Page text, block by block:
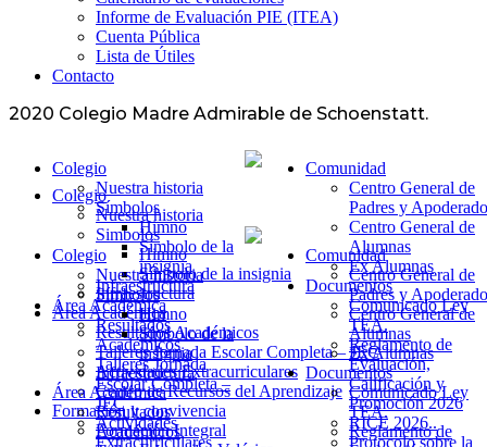
Informe de Evaluación PIE (ITEA)
Cuenta Pública
Lista de Útiles
Contacto
2020 Colegio Madre Admirable de Schoenstatt.
Colegio
Nuestra historia
Símbolos
Himno
Símbolo de la
insignia
Infraestructura
Área Académica
Resultados
Académicos
Comunidad
Centro General de
Padres y
Centro General de
Alumnas
Ex Alumnas
Documentos
Comunicado Ley
TEA.
Reglamento de
Colegio
Nuestra historia
Símbolos
Himno
Símbolo de la
insignia
Infraestructura
Área Académica
Resultados
Académicos
Talleres Jornada
Escolar Completa –
JEC
Actividades
Extracurriculares
Comunidad
Centro General de
Padres y
Centro General de
Alumnas
Ex Alumnas
Documentos
Comunicado Ley
TEA.
Reglamento de
Evaluación,
Calificación y
Promoción 2026
RICE 2026..
Protocolo sobre la
Colegio
Nuestra historia
Simbolos
Himno
Símbolo de la insignia
Infraestructura
Área Académica
Resultados Académicos
Talleres Jornada Escolar Completa – JEC
Actividades Extracurriculares
Centro de Recursos del Aprendizaje
Formación y convivencia
Formación Integral